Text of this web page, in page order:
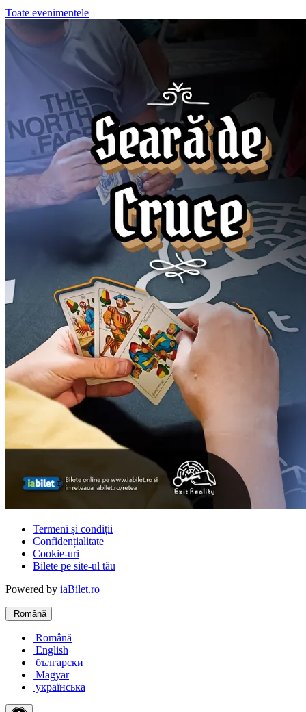
Toate evenimentele
Termeni și condiții
Confidențialitate
Cookie-uri
Bilete pe site-ul tău
Powered by iaBilet.ro
Română
Română
English
български
Magyar
українська